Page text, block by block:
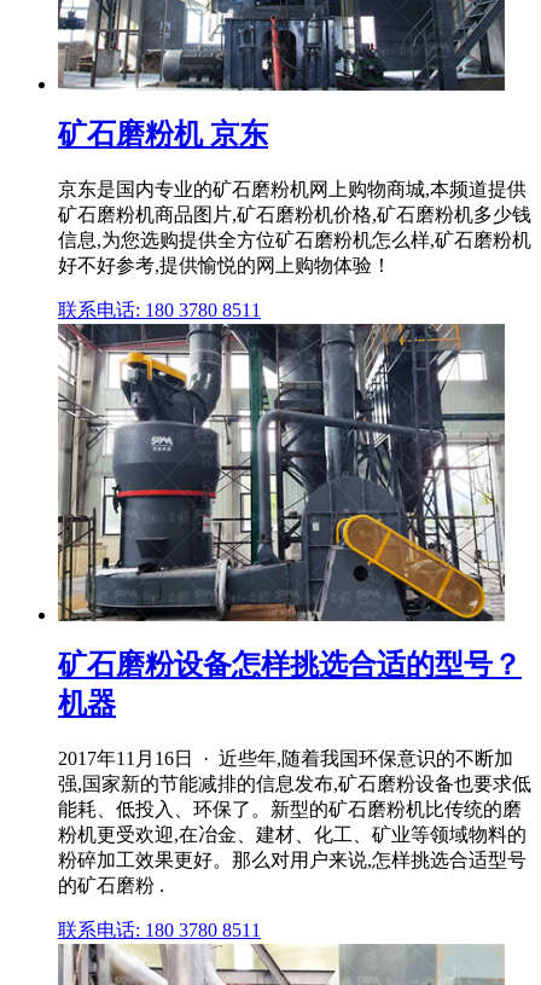
矿石磨粉机 京东
京东是国内专业的矿石磨粉机网上购物商城,本频道提供
矿石磨粉机商品图片,矿石磨粉机价格,矿石磨粉机多少钱
信息,为您选购提供全方位矿石磨粉机怎么样,矿石磨粉机
好不好参考,提供愉悦的网上购物体验！
联系电话: 180 3780 8511
矿石磨粉设备怎样挑选合适的型号？
机器
2017年11月16日 · 近些年,随着我国环保意识的不断加
强,国家新的节能减排的信息发布,矿石磨粉设备也要求低
能耗、低投入、环保了。新型的矿石磨粉机比传统的磨
粉机更受欢迎,在冶金、建材、化工、矿业等领域物料的
粉碎加工效果更好。那么对用户来说,怎样挑选合适型号
的矿石磨粉 .
联系电话: 180 3780 8511